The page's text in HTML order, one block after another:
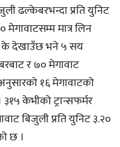
ढल्केबरभन्दा प्रति युनिट
मात्र लिन
के देखाउँछ भने ५ सय
र ७० मेगावाट
१६ मेगावाटको
केभीको ट्रान्सफर्मर
बिजुली प्रति युनिट ३.२०
छ ।